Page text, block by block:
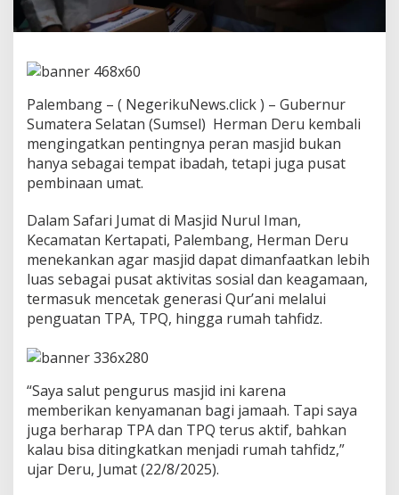
r
i
t
:
D
u
k
g
a
n
u
n
t
u
a
h
T
h
f
Palembang – ( NegerikuNews.click ) – Gubernur
Sumatera Selatan (Sumsel) Herman Deru kembali
mengingatkan pentingnya peran masjid bukan
hanya sebagai tempat ibadah, tetapi juga pusat
pembinaan umat.
Dalam Safari Jumat di Masjid Nurul Iman,
Kecamatan Kertapati, Palembang, Herman Deru
menekankan agar masjid dapat dimanfaatkan lebih
luas sebagai pusat aktivitas sosial dan keagamaan,
termasuk mencetak generasi Qur’ani melalui
penguatan TPA, TPQ, hingga rumah tahfidz.
“Saya salut pengurus masjid ini karena
memberikan kenyamanan bagi jamaah. Tapi saya
juga berharap TPA dan TPQ terus aktif, bahkan
kalau bisa ditingkatkan menjadi rumah tahfidz,”
ujar Deru, Jumat (22/8/2025).